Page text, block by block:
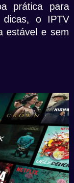
prática para
dicas, o IPTV
estável e sem